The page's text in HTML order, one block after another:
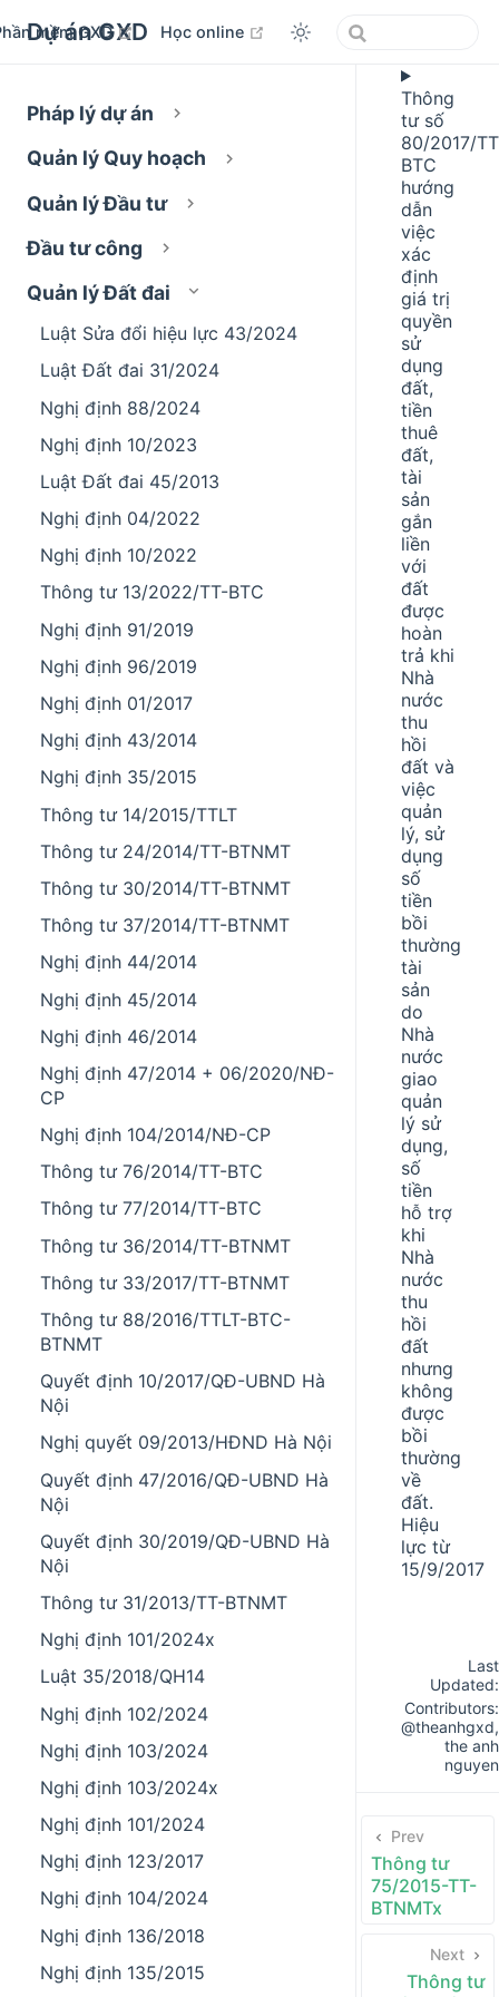
Dự án GXD
mềm GXD open in new window
Học online open in new window
Pháp lý dự án
Quản lý Quy hoạch
Quản lý Đầu tư
Đầu tư công
Quản lý Đất đai
Luật Sửa đổi hiệu lực 43/2024
Luật Đất đai 31/2024
Nghị định 88/2024
Nghị định 10/2023
Luật Đất đai 45/2013
Nghị định 04/2022
Nghị định 10/2022
Thông tư 13/2022/TT-BTC
Nghị định 91/2019
Nghị định 96/2019
Nghị định 01/2017
Nghị định 43/2014
Nghị định 35/2015
Thông tư 14/2015/TTLT
Thông tư 24/2014/TT-BTNMT
Thông tư 30/2014/TT-BTNMT
Thông tư 37/2014/TT-BTNMT
Nghị định 44/2014
Nghị định 45/2014
Nghị định 46/2014
Nghị định 47/2014 + 06/2020/NĐ-
CP
Nghị định 104/2014/NĐ-CP
Thông tư 76/2014/TT-BTC
Thông tư 77/2014/TT-BTC
Thông tư 36/2014/TT-BTNMT
Thông tư 33/2017/TT-BTNMT
Thông tư 88/2016/TTLT-BTC-
BTNMT
Quyết định 10/2017/QĐ-UBND Hà
Nội
Nghị quyết 09/2013/HĐND Hà Nội
Quyết định 47/2016/QĐ-UBND Hà
Nội
Quyết định 30/2019/QĐ-UBND Hà
Nội
Thông tư 31/2013/TT-BTNMT
Nghị định 101/2024x
Luật 35/2018/QH14
Nghị định 102/2024
Nghị định 103/2024
Nghị định 103/2024x
Nghị định 101/2024
Nghị định 123/2017
Nghị định 104/2024
Nghị định 136/2018
Nghị định 135/2015
Thông
tư số
80/2017/
BTC
hướng
dẫn
việc
xác
định
giá trị
quyền
sử
dụng
đất,
tiền
thuê
đất,
tài
sản
gắn
liền
với
đất
được
hoàn
trả khi
Nhà
nước
thu
hồi
đất và
việc
quản
lý, sử
dụng
số
tiền
bồi
thường
tài
sản
do
Nhà
nước
giao
quản
lý sử
dụng,
số
tiền
hỗ trợ
khi
Nhà
nước
thu
hồi
đất
nhưng
không
được
bồi
thường
về
đất.
Hiệu
lực từ
15/9/2017
Last
Updated:
Contributors:
@theanhgxd,
the anh
nguyen
Prev
Thông tư
75/2015-TT-
BTNMTx
Next
Thông tư